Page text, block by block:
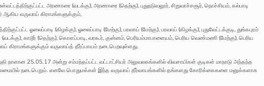
அரணாரை (வடக்கு), அரணாரை (தெற்கு), புதுநடுவலூர், சிறுவாச்சசூர், நொச்சியம், கல்பாடி
ஆகிய வருவாய் கிராமங்களுக்கும்,
ஓலைப்பாடி (கிழக்கு), ஓலைப்பாடி (மேற்கு), பரவாய் (மேற்கு), பரவாய் (கிழக்கு), புதுவேட்டக்குடி, துங்கபுரம்
(வடக்கு), காடூர் (தெற்கு), கொளப்பாடி, வரகூர், குன்னம், பெரியம்மாபாளையம், பெரிய வெண்மணி (மேற்கு), பெரிய
கிராமங்களுக்கும் வருவாய்த் தீர்ப்பாயம் நடைபெறவுள்ளது.
நாளான 25.05.17 அன்று சம்மந்தப்பட்ட வட்டாட்சியர் அலுவலகங்களில் விவசாயிகள் குடிகள் மாநாடு அந்தந்த
நடைபெறும். எனவே பொதுமக்கள் இந்த வருவாய் தீர்வாயங்களில் தங்களது கோரிக்கைகளை மனுக்களாக